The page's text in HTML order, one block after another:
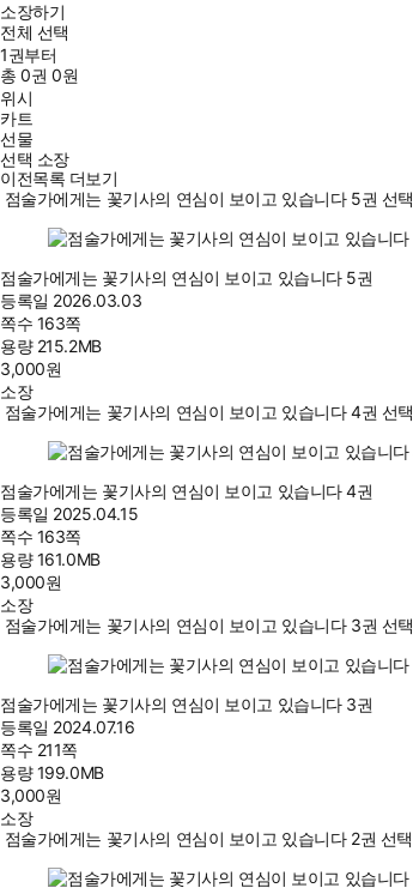
소장하기
전체 선택
1권부터
총0권 0원
위시
카트
선물
선택 소장
이전목록 더보기
점술가에게는 꽃기사의 연심이 보이고 있습니다 5권 선택
점술가에게는 꽃기사의 연심이 보이고 있습니다 5권
등록일 2026.03.03
쪽수 163쪽
용량 215.2MB
3,000원
소장
점술가에게는 꽃기사의 연심이 보이고 있습니다 4권 선택
점술가에게는 꽃기사의 연심이 보이고 있습니다 4권
등록일 2025.04.15
쪽수 163쪽
용량161.0MB
3,000원
소장
점술가에게는 꽃기사의 연심이 보이고 있습니다 3권 선택
점술가에게는 꽃기사의 연심이 보이고 있습니다 3권
등록일 2024.07.16
쪽수 211쪽
용량199.0MB
3,000원
소장
점술가에게는 꽃기사의 연심이 보이고 있습니다 2권 선택